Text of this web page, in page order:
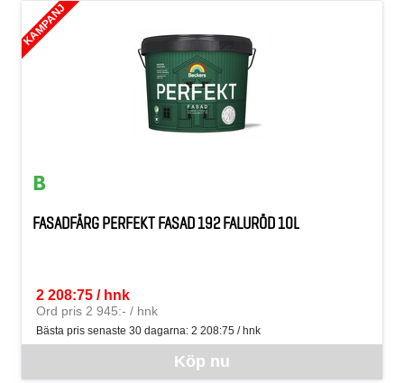
KAMPANJ
FASADFÄRG PERFEKT FASAD 192 FALURÖD 10L
Köp nu
2 208:75 / hnk
SEK per HNK
Ord pris 2 945:- / hnk
Bästa pris senaste 30 dagarna: 2 208:75 / hnk